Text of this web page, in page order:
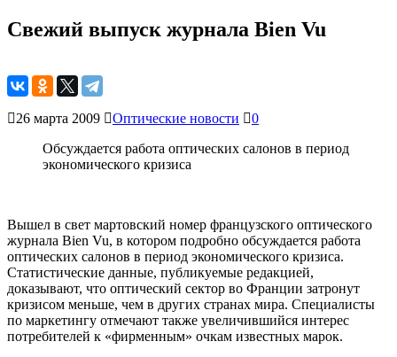
Свежий выпуск журнала Bien Vu
26 марта 2009 Оптические новости
0
Обсуждается работа оптических салонов в период
экономического кризиса
Вышел в свет мартовский номер французского оптического
журнала Bien Vu, в котором подробно обсуждается работа
оптических салонов в период экономического кризиса.
Статистические данные, публикуемые редакцией,
доказывают, что оптический сектор во Франции затронут
кризисом меньше, чем в других странах мира. Специалисты
по маркетингу отмечают также увеличившийся интерес
потребителей к «фирменным» очкам известных марок.